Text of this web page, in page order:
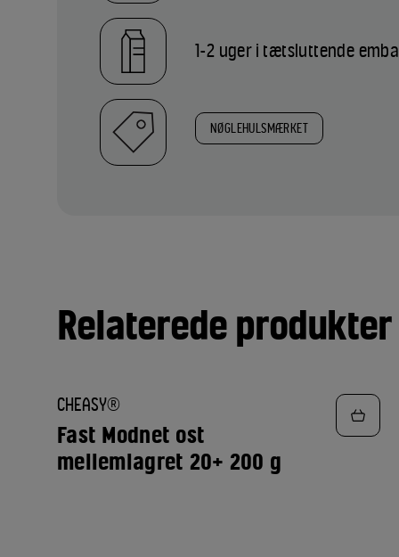
1-2 uger i tætsluttende
NØGLEHULSMÆRKET
Relaterede produkter
TILFØJ
TIL
FAVORITTER
CHEASY®
Fast Modnet ost
mellemlagret 20+ 200 g